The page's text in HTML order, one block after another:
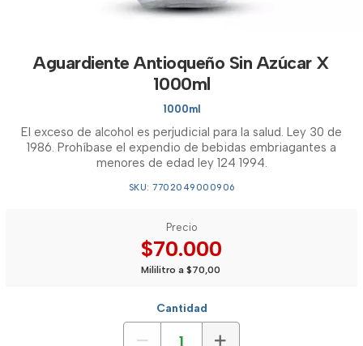
Aguardiente Antioqueño Sin Azúcar X
1000ml
1000ml
El exceso de alcohol es perjudicial para la salud. Ley 30 de
1986. Prohíbase el expendio de bebidas embriagantes a
menores de edad ley 124 1994.
SKU: 7702049000906
Precio
$70.000
Mililitro a $70,00
Cantidad